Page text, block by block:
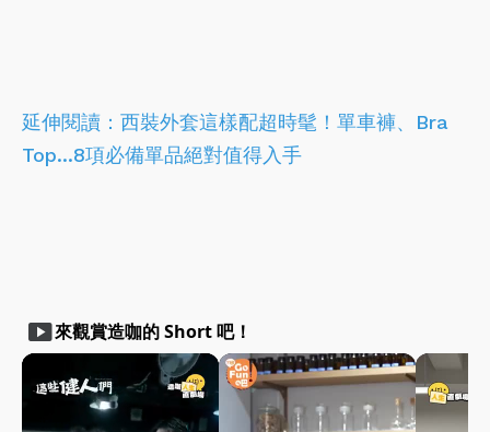
延伸閱讀： 西裝外套這樣配超時髦！單車褲、Bra
Top...8項必備單品絕對值得入手
smart_display來觀賞造咖的 Short 吧！